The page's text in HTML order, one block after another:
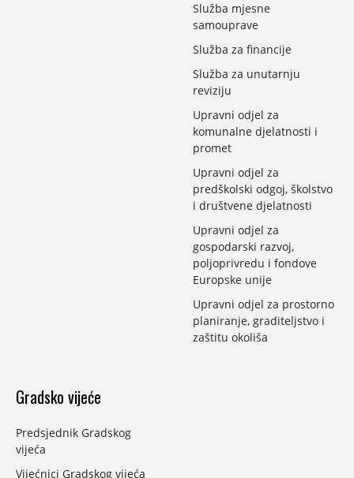
Služba mjesne
samouprave
Služba za financije
Služba za unutarnju
reviziju
Upravni odjel za
komunalne djelatnosti i
promet
Upravni odjel za
predškolski odgoj, školstvo
i društvene djelatnosti
Upravni odjel za
gospodarski razvoj,
poljoprivredu i fondove
Europske unije
Upravni odjel za prostorno
planiranje, graditeljstvo i
zaštitu okoliša
Gradsko vijeće
Predsjednik Gradskog
vijeća
Vijećnici Gradskog vijeća